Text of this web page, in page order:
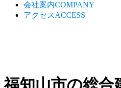
会社案内COMPANY
アクセスACCESS